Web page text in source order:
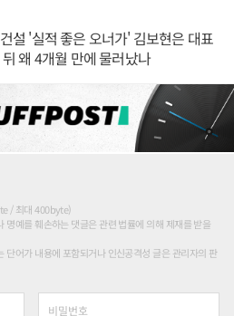
설 '실적 좋은 오너가' 김보현은 대표
왜 4개월 만에 물러났나
/ 최대 400byte)
명예를 훼손하는 댓글은 관련 법률에 의해 제재를 받을
단어가 내용에 포함되거나 인신공격성 글은 관리자의 판